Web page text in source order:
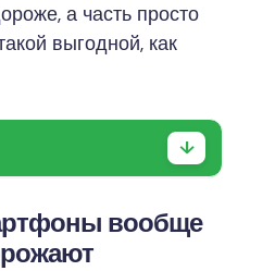
а часть просто
выгодной, как
вообще